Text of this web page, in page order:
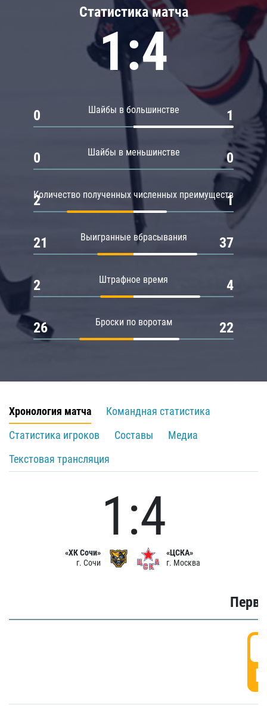
Статистика матча
1:4
Шайбы в большинстве
0 1
Шайбы в меньшинстве
0 0
Количество полученных численных преимуществ
2 1
Выигранные вбрасывания
21 37
Штрафное время
2 4
Броски по воротам
26 22
Хронология матча
Командная статистика
Статистика игроков
Составы
Медиа
Текстовая трансляция
«ХК Сочи»
г. Сочи
1:4
«ЦСКА»
г. Москва